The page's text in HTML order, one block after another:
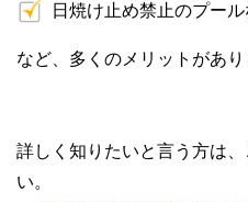
日焼け止め禁止のプー
など、多くのメリットがあり
詳しく知りたいと言う方は
い。